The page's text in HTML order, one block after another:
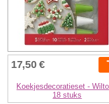
17,50 €
Koekjesdecoratieset -
18 stuks